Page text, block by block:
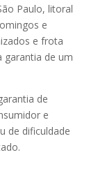
Paulo, litoral
e
e frota
garantia de um
de
e
de dificuldade